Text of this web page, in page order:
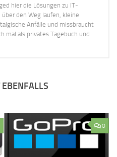
hier die Lösungen zu IT-
den Weg laufen, kleine
Anfälle und missbraucht
mal als privates Tagebuch und
0